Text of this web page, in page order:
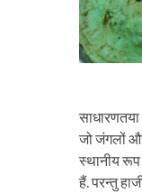
जो जंगलों
स्थानीय रूप
हैं. परन्तु